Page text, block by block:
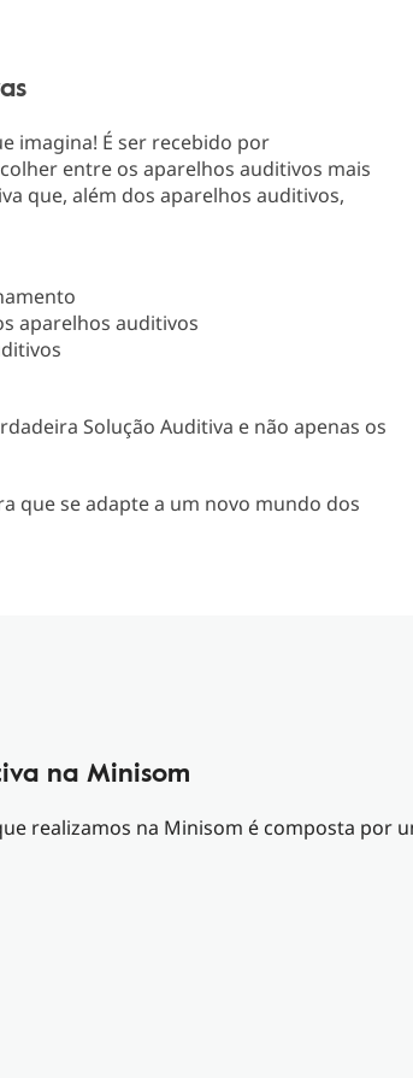
imagina! É ser recebido por
entre os aparelhos auditivos mais
que, além dos aparelhos auditivos,
aparelhos auditivos
Solução Auditiva e não apenas os
que se adapte a um novo mundo dos
na Minisom
realizamos na Minisom é composta por